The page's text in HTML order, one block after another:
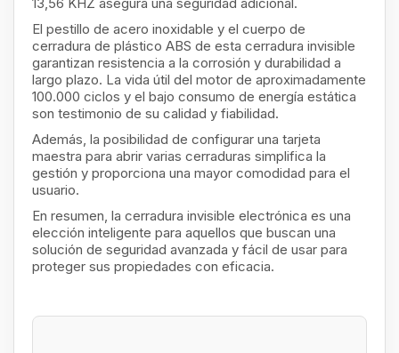
El pestillo de acero inoxidable y el cuerpo de
cerradura de plástico ABS de esta cerradura invisible
garantizan resistencia a la corrosión y durabilidad a
largo plazo. La vida útil del motor de aproximadamente
100.000 ciclos y el bajo consumo de energía estática
son testimonio de su calidad y fiabilidad.
Además, la posibilidad de configurar una tarjeta
maestra para abrir varias cerraduras simplifica la
gestión y proporciona una mayor comodidad para el
usuario.
En resumen, la cerradura invisible electrónica es una
elección inteligente para aquellos que buscan una
solución de seguridad avanzada y fácil de usar para
proteger sus propiedades con eficacia.